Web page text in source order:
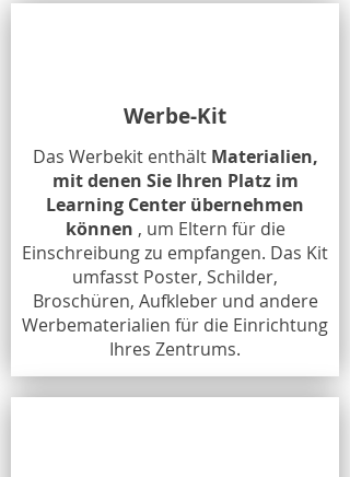
Werbe-Kit
Das Werbekit enthält Materialien,
mit denen Sie Ihren Platz im
Learning Center übernehmen
können , um Eltern für die
Einschreibung zu empfangen. Das Kit
umfasst Poster, Schilder,
Broschüren, Aufkleber und andere
Werbematerialien für die Einrichtung
Ihres Zentrums.